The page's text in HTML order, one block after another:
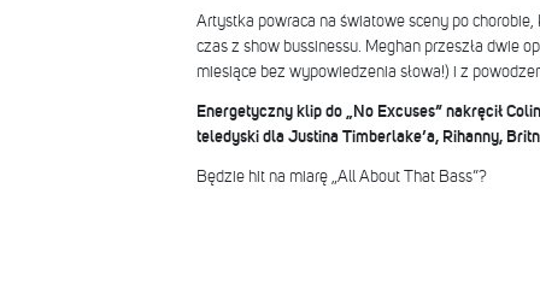
Artystka powraca na światowe sceny po chorobie,
czas z show bussinessu. Meghan przeszła dwie
miesiące bez wypowiedzenia słowa!) i z
Energetyczny klip do „No Excuses” nakręcił
teledyski dla Justina Timberlake’a, Rihanny,
Będzie hit na miarę „All About That Bass”?